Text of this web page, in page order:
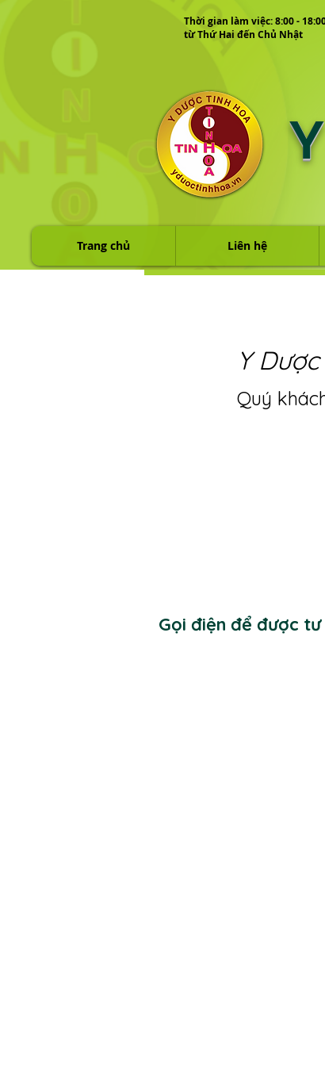
Thời gian làm việc: 8:00 -
từ Thứ Hai đến Chủ Nhật
Trang chủ Liên hệ
Y
Quý
Gọi điện để được